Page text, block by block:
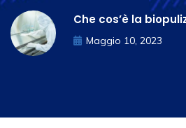
Che cos’è la
Maggio 10, 2023